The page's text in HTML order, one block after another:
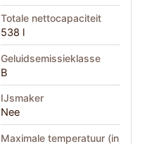
Totale nettocapaciteit
538 l
Geluidsemissieklasse
B
IJsmaker
Nee
Maximale temperatuur (in